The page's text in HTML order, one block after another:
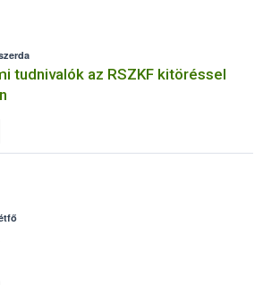
tudnivalók az RSZKF kitöréssel